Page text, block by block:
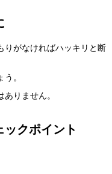
りがなければハッキリと断
。
りません。
クポイント